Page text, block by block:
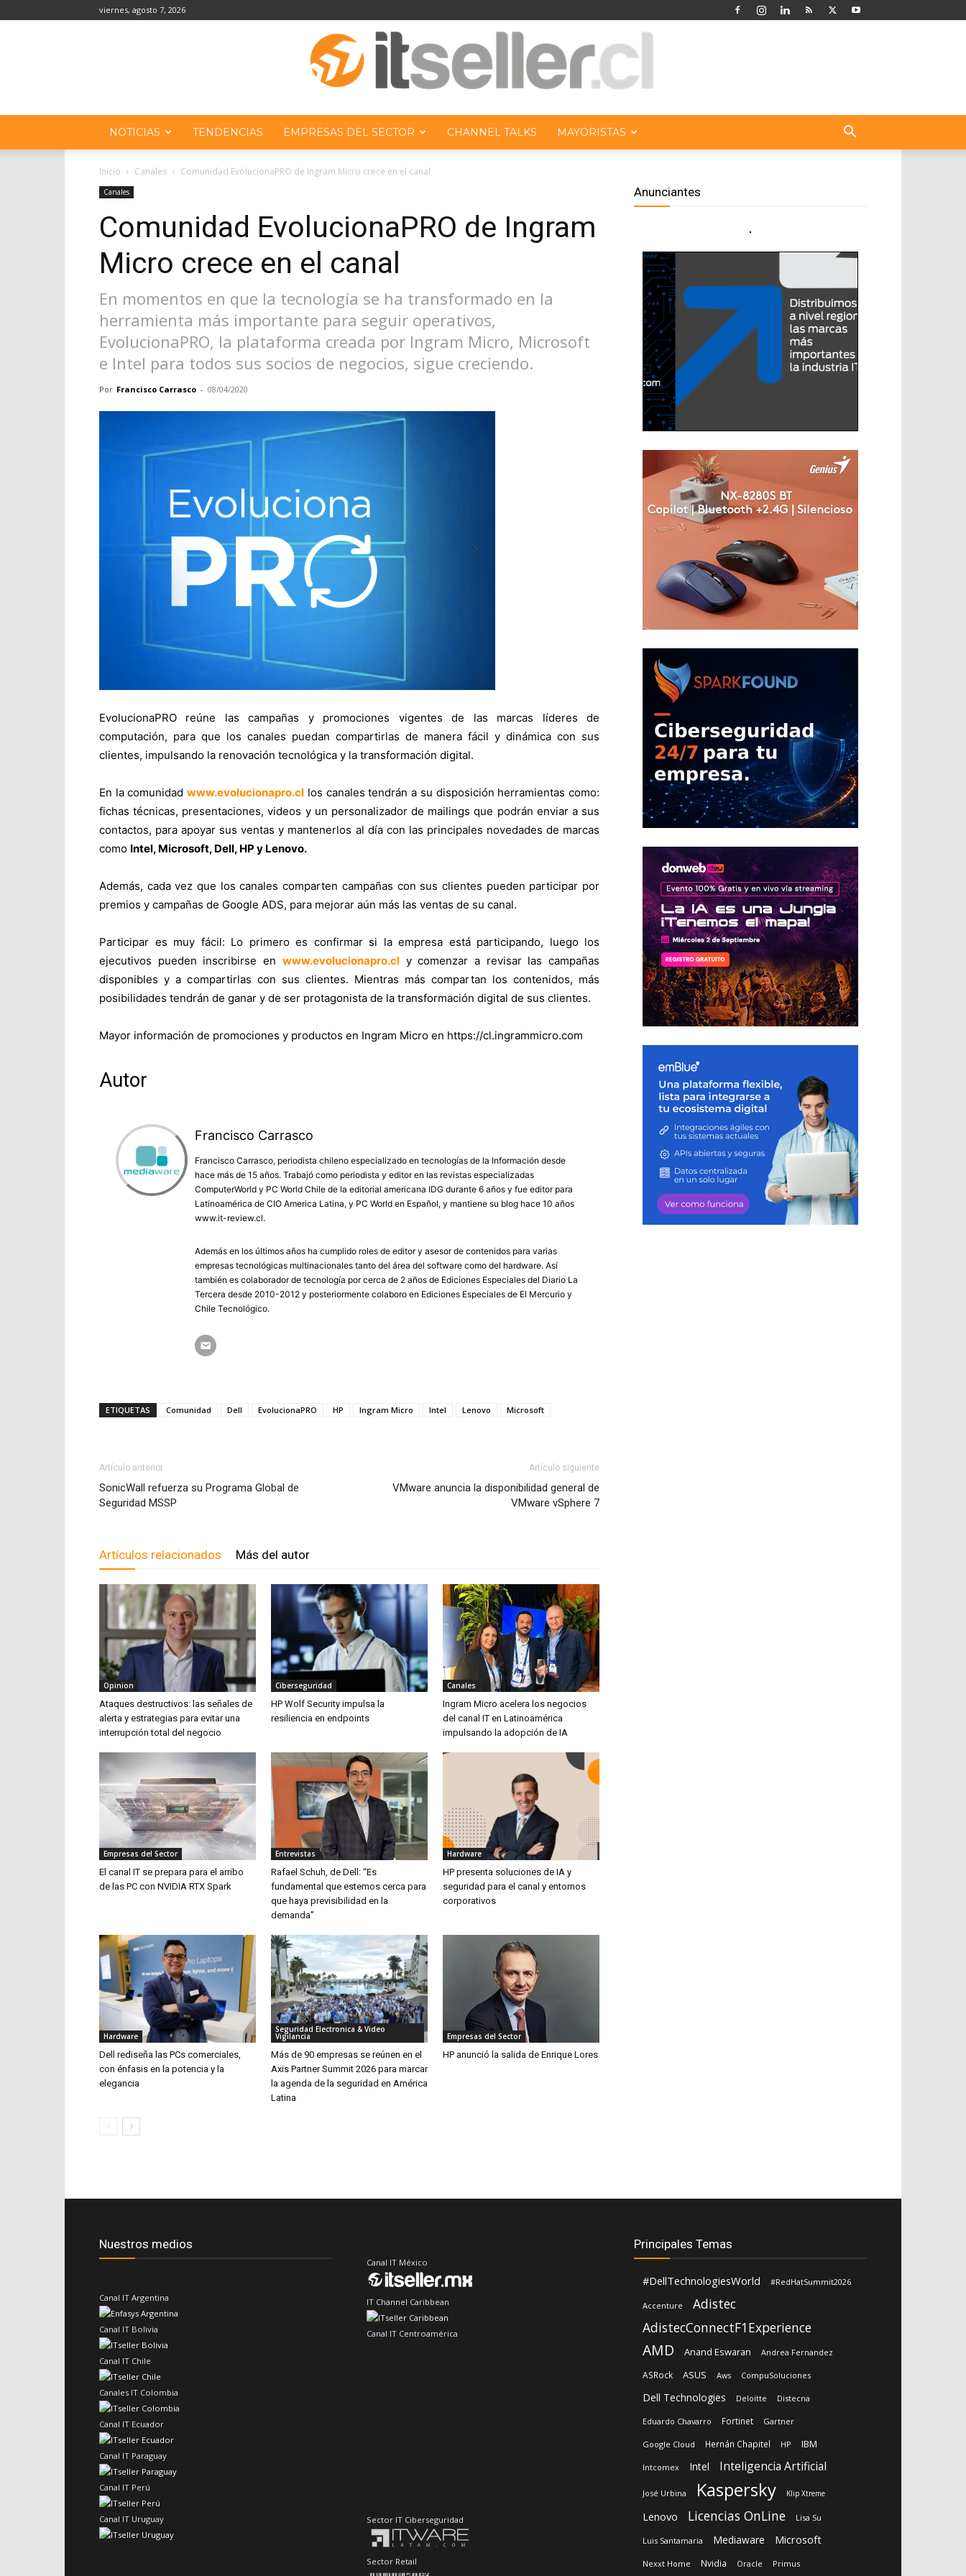
viernes, agosto 7, 2026
NOTICIAS TENDENCIAS EMPRESAS DEL SECTOR CHANNEL TALKS MAYORISTAS
Inicio Canales Comunidad EvolucionaPRO de Ingram Micro crece en el canal
Canales
Comunidad EvolucionaPRO de Ingram
Micro crece en el canal
En momentos en que la tecnología se ha transformado en la
herramienta más importante para seguir operativos,
EvolucionaPRO, la plataforma creada por Ingram Micro, Microsoft
e Intel para todos sus socios de negocios, sigue creciendo.
Por Francisco Carrasco - 08/04/2020
EvolucionaPRO reúne las campañas y promociones vigentes de las marcas líderes de
computación, para que los canales puedan compartirlas de manera fácil y dinámica con sus
clientes, impulsando la renovación tecnológica y la transformación digital.
En la comunidadwww.evolucionapro.cl los canales tendrán a su disposición herramientas como:
fichas técnicas, presentaciones, videos y un personalizador de mailings que podrán enviar a sus
contactos, para apoyar sus ventas y mantenerlos al día con las principales novedades de marcas
como Intel, Microsoft, Dell, HP y Lenovo.
Además, cada vez que los canales comparten campañas con sus clientes pueden participar por
premios y campañas de Google ADS, para mejorar aún más las ventas de su canal.
Participar es muy fácil: Lo primero es confirmar si la empresa está participando, luego los
ejecutivos pueden inscribirse en www.evolucionapro.cly comenzar a revisar las campañas
disponibles y a compartirlas con sus clientes. Mientras más compartan los contenidos, más
posibilidades tendrán de ganar y de ser protagonista de la transformación digital de sus clientes.
Mayor información de promociones y productos en Ingram Micro en https://cl.ingrammicro.com
Autor
Francisco Carrasco
Francisco Carrasco, periodista chileno especializado en tecnologías de la Información desde
hace más de 15 años. Trabajó como periodista y editor en las revistas especializadas
ComputerWorld y PC World Chile de la editorial americana IDG durante 6 años y fue editor para
Latinoamérica de CIO America Latina, y PC World en Español, y mantiene su blog hace 10 años
www.it-review.cl.
Además en los últimos años ha cumplido roles de editor y asesor de contenidos para varias
empresas tecnológicas multinacionales tanto del área del software como del hardware. Así
también es colaborador de tecnología por cerca de 2 años de Ediciones Especiales del Diario La
Tercera desde 2010-2012 y posteriormente colaboro en Ediciones Especiales de El Mercurio y
Chile Tecnológico.
ETIQUETAS Comunidad Dell EvolucionaPRO HP Ingram Micro Intel Lenovo Microsoft
Artículo anterior
SonicWall refuerza su Programa Global de
Seguridad MSSP
Artículo siguiente
VMware anuncia la disponibilidad general de
VMware vSphere 7
Artículos relacionados Más del autor
Opinion
Ataques destructivos: las señales de
alerta y estrategias para evitar una
interrupción total del negocio
Ciberseguridad
HP Wolf Security impulsa la
resiliencia en endpoints
Canales
Ingram Micro acelera los negocios
del canal IT en Latinoamérica
impulsando la adopción de IA
Empresas del Sector
El canal IT se prepara para el arribo
de las PC con NVIDIA RTX Spark
Entrevistas
Rafael Schuh, de Dell: “Es
fundamental que estemos cerca para
que haya previsibilidad en la
demanda”
Hardware
HP presenta soluciones de IA y
seguridad para el canal y entornos
corporativos
Hardware
Dell rediseña las PCs comerciales,
con énfasis en la potencia y la
elegancia
Seguridad Electronica & Video
Vigilancia
Más de 90 empresas se reúnen en el
Axis Partner Summit 2026 para marcar
la agenda de la seguridad en América
Latina
Empresas del Sector
HP anunció la salida de Enrique Lores
Anunciantes
Nuestros medios
Canal IT Argentina
Canal IT Bolivia
Canal IT Chile
Canales IT Colombia
Canal IT Ecuador
Canal IT Paraguay
Canal IT Perú
Canal IT Uruguay
Canal IT México
IT Channel Caribbean
Canal IT Centroamérica
Evento de Canales en Latino América
Principales Temas
#DellTechnologiesWorld #RedHatSummit2026
Accenture
Adistec
AdistecConnectF1Experience
AMD Anand Eswaran Andrea Fernandez
ASRock ASUS Aws CompuSoluciones
Dell Technologies Deloitte Distecna
Eduardo Chavarro Fortinet Gartner
Google Cloud Hernán Chapitel HP IBM
Intcomex Intel Inteligencia Artificial
José Urbina Kaspersky Klip Xtreme
Lenovo Licencias OnLine Lisa Su
Luis Santamaria Mediaware Microsoft
Nexxt Home Nvidia Oracle Primus